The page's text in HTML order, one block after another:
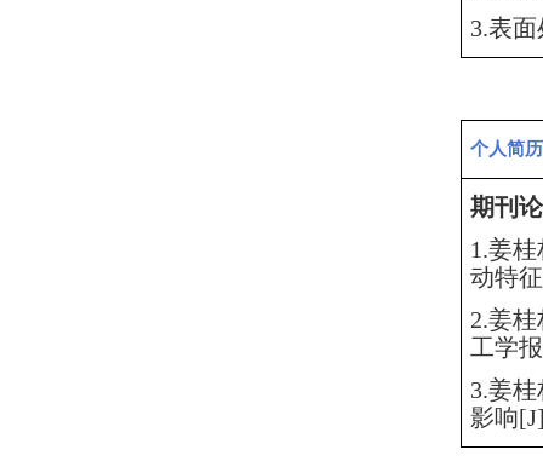
3.表面
个人简历
期刊
1.姜
动特
2.姜
工学
3.姜
影响